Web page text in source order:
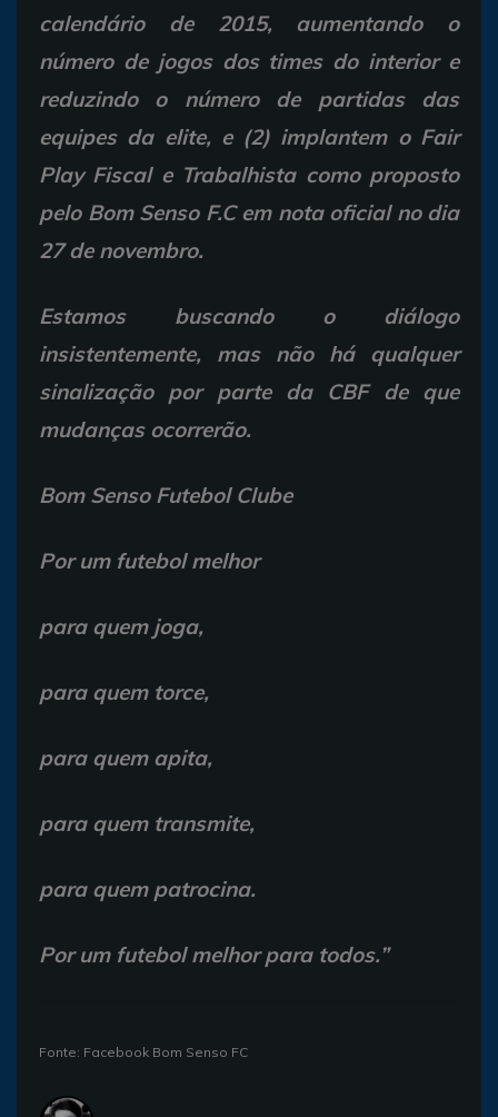
calendário de 2015, aumentando o
número de jogos dos times do interior e
reduzindo o número de partidas das
equipes da elite, e (2) implantem o Fair
Play Fiscal e Trabalhista como proposto
pelo Bom Senso F.C em nota oficial no dia
27 de novembro.
Estamos buscando o diálogo
insistentemente, mas não há qualquer
sinalização por parte da CBF de que
mudanças ocorrerão.
Bom Senso Futebol Clube
Por um futebol melhor
para quem joga,
para quem torce,
para quem apita,
para quem transmite,
para quem patrocina.
Por um futebol melhor para todos.”
Fonte: Facebook Bom Senso FC